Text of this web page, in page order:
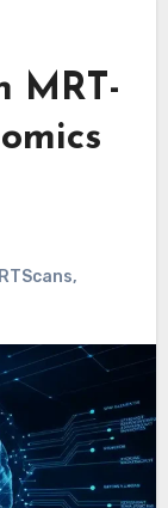
MRT-
,